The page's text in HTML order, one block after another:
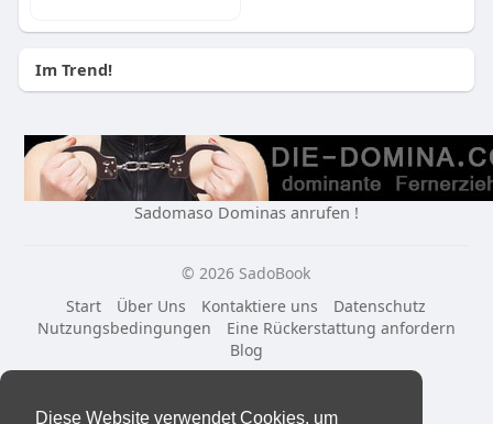
Diese Website verwendet Cookies, um
Im Trend!
Sadomaso Dominas anrufen !
© 2026 SadoBook
Start
Über Uns Kontaktiere uns
Datenschutz
Nutzungsbedingungen
Eine Rückerstattung anfordern
Blog